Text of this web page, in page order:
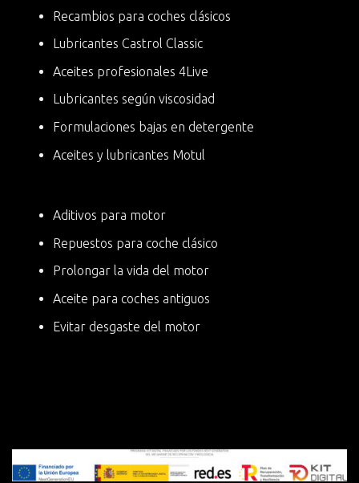
Recambios para coches clásicos
Lubricantes Castrol Classic
Aceites profesionales 4Live
Lubricantes según viscosidad
Formulaciones bajas en detergente
Aceites y lubricantes Motul
Aditivos para motor
Repuestos para coche clásico
Prolongar la vida del motor
Aceite para coches antiguos
Evitar desgaste del motor